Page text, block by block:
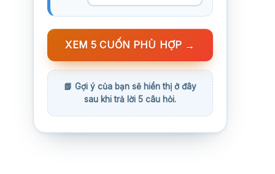
XEM 5 CUỐN PHÙ HỢP →